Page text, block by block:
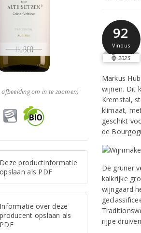
afbeelding om in te zoomen)
Deze productinformatie
opslaan als PDF
Informatie over deze
producent opslaan als
PDF
92
Vinous
2025
Markus
wijnen. Dit
Kremstal,
klimaat,
geschikt
de
De grüner
kalkrijke
wijngaard
rijpe